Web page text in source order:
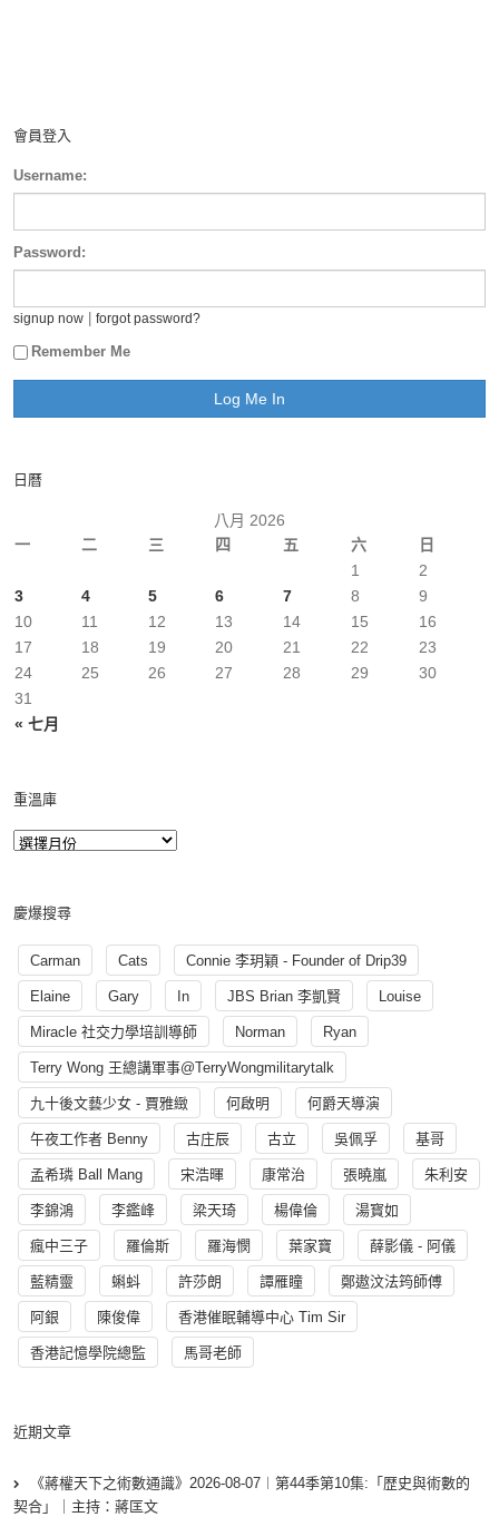
會員登入
Username:
Password:
signup now forgot password?
Remember Me
日曆
八月 2026
一
二 三 四 五 六 日
« 七月
1
2
3
4 5 6 7 8
9
10
11 12 13 14 15
16
17
18 19 20 21 22
23
24
25 26 27 28 29
30
31
重溫庫
慶爆搜尋
Carman Cats Connie 李玥穎 - Founder of Drip39
Elaine Gary In JBS Brian 李凱賢 Louise
Miracle 社交力學培訓導師 Norman Ryan
Terry Wong 王總講軍事@TerryWongmilitarytalk
九十後文藝少女 - 賈雅緻 何啟明 何爵天導演
午夜工作者 Benny 古庄辰 古立 吳佩孚 基哥
孟希璘 Ball Mang 宋浩暉 康常治 張曉嵐 朱利安
李錦鴻 李鑑峰 梁天琦 楊偉倫 湯寳如
瘋中三子 羅倫斯 羅海憫 葉家寶 薛影儀 - 阿儀
藍精靈 蝌蚪 許莎朗 譚雁瞳 鄭遨汶法筠師傅
阿銀 陳俊偉 香港催眠輔導中心 Tim Sir
香港記憶學院總監 馬哥老師
近期文章
《蔣權天下之術數通識》2026-08-07︱第44季第10集:「歴史與術數的
契合」｜主持：蔣匡文